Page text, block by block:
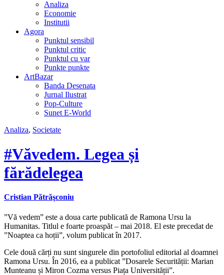
Analiza
Economie
Institutii
Agora
Punktul sensibil
Punktul critic
Punktul cu var
Punkte punkte
ArtBazar
Banda Desenata
Jurnal Ilustrat
Pop-Culture
Sunet E-World
Analiza, Societate
#Văvedem. Legea și
fărădelegea
Cristian Pătrăşconiu
”Vă vedem” este a doua carte publicată de Ramona Ursu la
Humanitas. Titlul e foarte proaspăt – mai 2018. El este precedat de
”Noaptea ca hoții”, volum publicat în 2017.
Cele două cărți nu sunt singurele din portofoliul editorial al doamnei
Ramona Ursu. În 2016, ea a publicat ”Dosarele Securității: Marian
Munteanu și Miron Cozma versus Piața Universității”.